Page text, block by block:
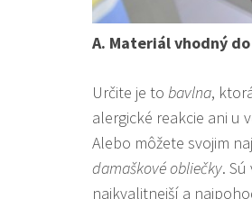
A. Materiál vhodný
Určite je to bavlna,
alergické reakcie ani u
Alebo môžete svojim
damaškové obliečky.
najkvalitnejší a